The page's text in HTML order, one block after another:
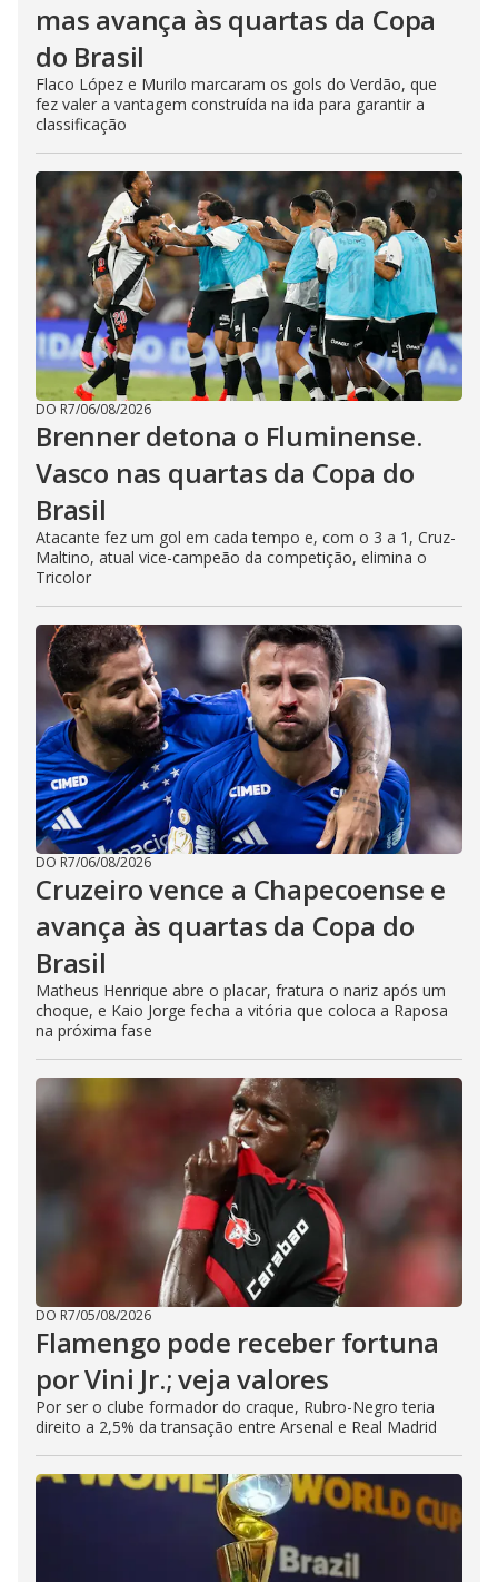
mas avança às quartas da Copa
do Brasil
Flaco López e Murilo marcaram os gols do Verdão, que
fez valer a vantagem construída na ida para garantir a
classificação
DO R7/06/08/2026
Brenner detona o Fluminense.
Vasco nas quartas da Copa do
Brasil
Atacante fez um gol em cada tempo e, com o 3 a 1, Cruz-
Maltino, atual vice-campeão da competição, elimina o
Tricolor
DO R7/06/08/2026
Cruzeiro vence a Chapecoense e
avança às quartas da Copa do
Brasil
Matheus Henrique abre o placar, fratura o nariz após um
choque, e Kaio Jorge fecha a vitória que coloca a Raposa
na próxima fase
DO R7/05/08/2026
Flamengo pode receber fortuna
por Vini Jr.; veja valores
Por ser o clube formador do craque, Rubro-Negro teria
direito a 2,5% da transação entre Arsenal e Real Madrid